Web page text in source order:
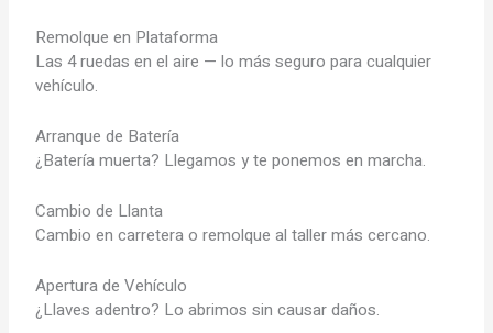
Remolque en Plataforma
Las 4 ruedas en el aire — lo más seguro para cualquier
vehículo.
Arranque de Batería
¿Batería muerta? Llegamos y te ponemos en marcha.
Cambio de Llanta
Cambio en carretera o remolque al taller más cercano.
Apertura de Vehículo
¿Llaves adentro? Lo abrimos sin causar daños.